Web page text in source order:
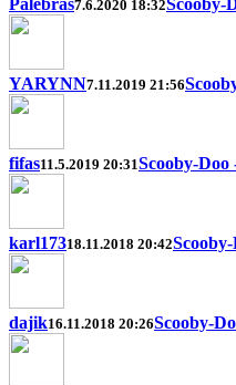
Palebras7.6.2020 18:32Scooby-
YARYNN7.11.2019 21:56
fifas11.5.2019 20:31Scooby-Doo
karl17318.11.2018 20:42
dajik16.11.2018 20:26Scooby-